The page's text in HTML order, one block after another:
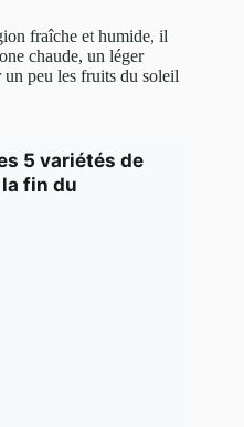
fraîche et humide, il
chaude, un léger
peu les fruits du soleil
5 variétés de
fin du